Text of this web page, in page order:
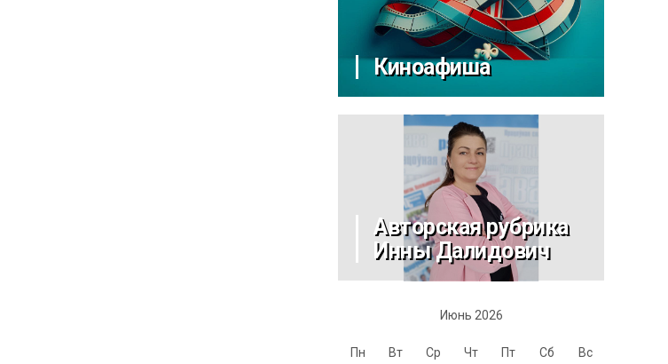
Киноафиша
Авторская рубрика
Инны Далидович
Июнь 2026
Пн Вт Ср Чт Пт Сб Вс